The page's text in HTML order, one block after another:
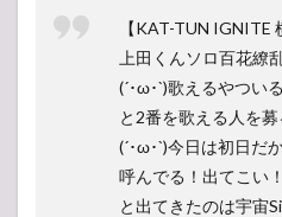
【KAT-TUN IGNITE
上田くんソロ百花繚
(´･ω･`)歌えるやつい
と2番を歌える人を
(´･ω･`)今日は初日だ
呼んでる！出てこい！
と出てきたのは宇宙